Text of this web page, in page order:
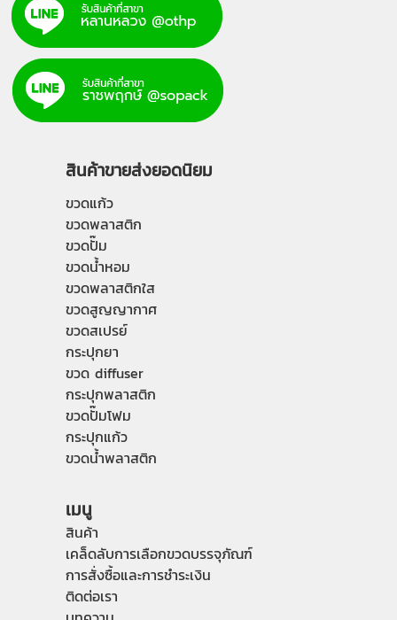
สินค้าขายส่งยอดนิยม
ขวดแก้ว
ขวดพลาสติก
ขวดปั๊ม
ขวดน้ำหอม
ขวดพลาสติกใส
ขวดสูญญากาศ
ขวดสเปรย์
กระปุกยา
ขวด diffuser
กระปุกพลาสติก
ขวดปั๊มโฟม
กระปุกแก้ว
ขวดน้ำพลาสติก
เมนู
สินค้า
เคล็ดลับการเลือกขวดบรรจุภัณฑ์
การสั่งซื้อและการชำระเงิน
ติดต่อเรา